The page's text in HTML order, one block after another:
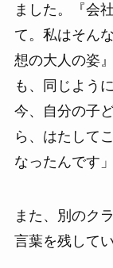
ました。『会
て。私はそん
想の大人の姿
も、同じよう
今、自分の子
ら、はたして
なったんです」
また、別のク
言葉を残してい